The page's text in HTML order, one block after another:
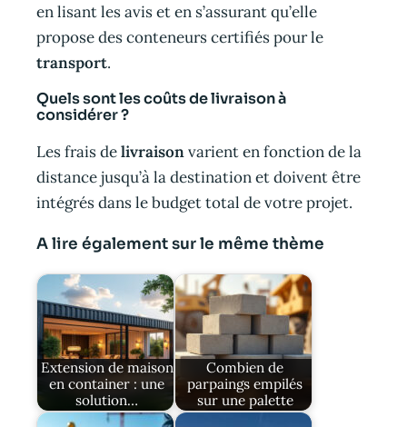
en lisant les avis et en s’assurant qu’elle
propose des conteneurs certifiés pour le
transport.
Quels sont les coûts de livraison à
considérer ?
Les frais delivraisonvarient en fonction de la
distance jusqu’à la destination et doivent être
intégrés dans le budget total de votre projet.
A lire également sur le même thème
Extension de maison
en container : une
solution…
Combien de
parpaings empilés
sur une palette